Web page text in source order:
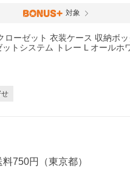
対象
ローゼット 衣装ケース 収納ボ
トシステム トレー L オールホ
せ
料750円 （東京都）